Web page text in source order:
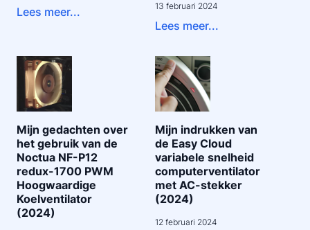
Lees meer... 13 februari 2024
Lees meer...
Mijn gedachten over
het gebruik van de
Noctua NF-P12
redux-1700 PWM
Hoogwaardige
Koelventilator
(2024)
Mijn indrukken van
de Easy Cloud
variabele snelheid
computerventilator
met AC-stekker
(2024)
12 februari 2024